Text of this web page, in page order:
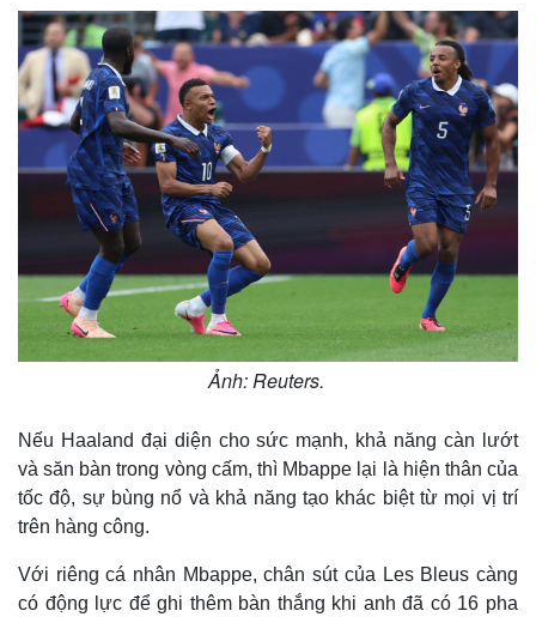
Thế giới
Quan sát
Cuộc sống đó đây
Video
Ảnh
E-Magazine
Ảnh: Reuters.
Nếu Haaland đại diện cho sức mạnh, khả năng càn lướt
và săn bàn trong vòng cấm, thì Mbappe lại là hiện thân của
tốc độ, sự bùng nổ và khả năng tạo khác biệt từ mọi vị trí
trên hàng công.
Với riêng cá nhân Mbappe, chân sút của Les Bleus càng
có động lực để ghi thêm bàn thắng khi anh đã có 16 pha